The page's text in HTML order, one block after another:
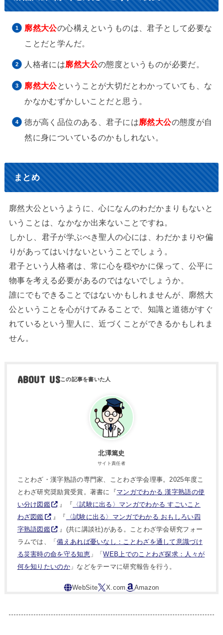
廓然大公の心構えというものは、君子として必要な
ことだと学んだ。
人格者には廓然大公の態度というものが必要だ。
廓然大公ということが大切だとわかっていても、な
かなかむずかしいことだと思う。
徳が高く品位のある、君子には廓然大公の態度が自
然に身についているのかもしれない。
まとめ
廓然大公というように、心になんのわだかまりもないと
いうことは、なかなか出来ないことですね。
しかし、君子が学ぶべき聖人の心には、わだかまりや偏
りがあってはいけないということでしょう。
君子という人格者は、常に心を穏やかに保って、公平に
物事を考える必要があるのではないでしょうか。
誰にでもできることではないかもしれませんが、廓然大
公ということを心がけてみることで、知識と道徳がすぐ
れているという聖人に、近づくことができるかもしれま
せん。
ABOUT US
北澤篤史
サイト責任者
ことわざ・漢字熟語の専門家、ことわざ学会理事。2025年度こ
とわざ研究奨励賞受賞。著書に『マンガでわかる 漢字熟語の使
い分け図鑑
』『 〈試験に出る〉マンガでわかる すごいこと
わざ図鑑
』『
〈試験に出る〉マンガでわかる おもしろい四
字熟語図鑑
』(共に講談社)がある。ことわざ学会研究フォー
ラムでは、「備えあれば憂いなし：ことわざを通して意識づけ
る災害時の命を守る知恵」「WEB上でのことわざ探求：人々が
何を知りたいのか」などをテーマに研究報告を行う。